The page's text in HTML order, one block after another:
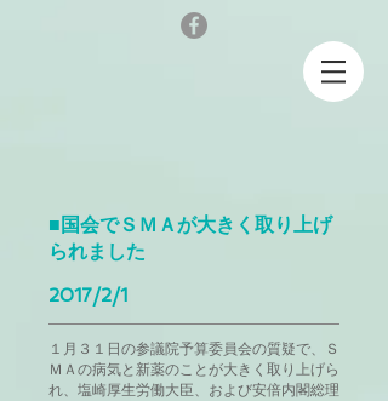
■国会でＳＭＡが大きく取り上げ
られました
2017/2/1
１月３１日の参議院予算委員会の質疑で、Ｓ
ＭＡの病気と新薬のことが大きく取り上げら
れ、塩崎厚生労働大臣、および安倍内閣総理